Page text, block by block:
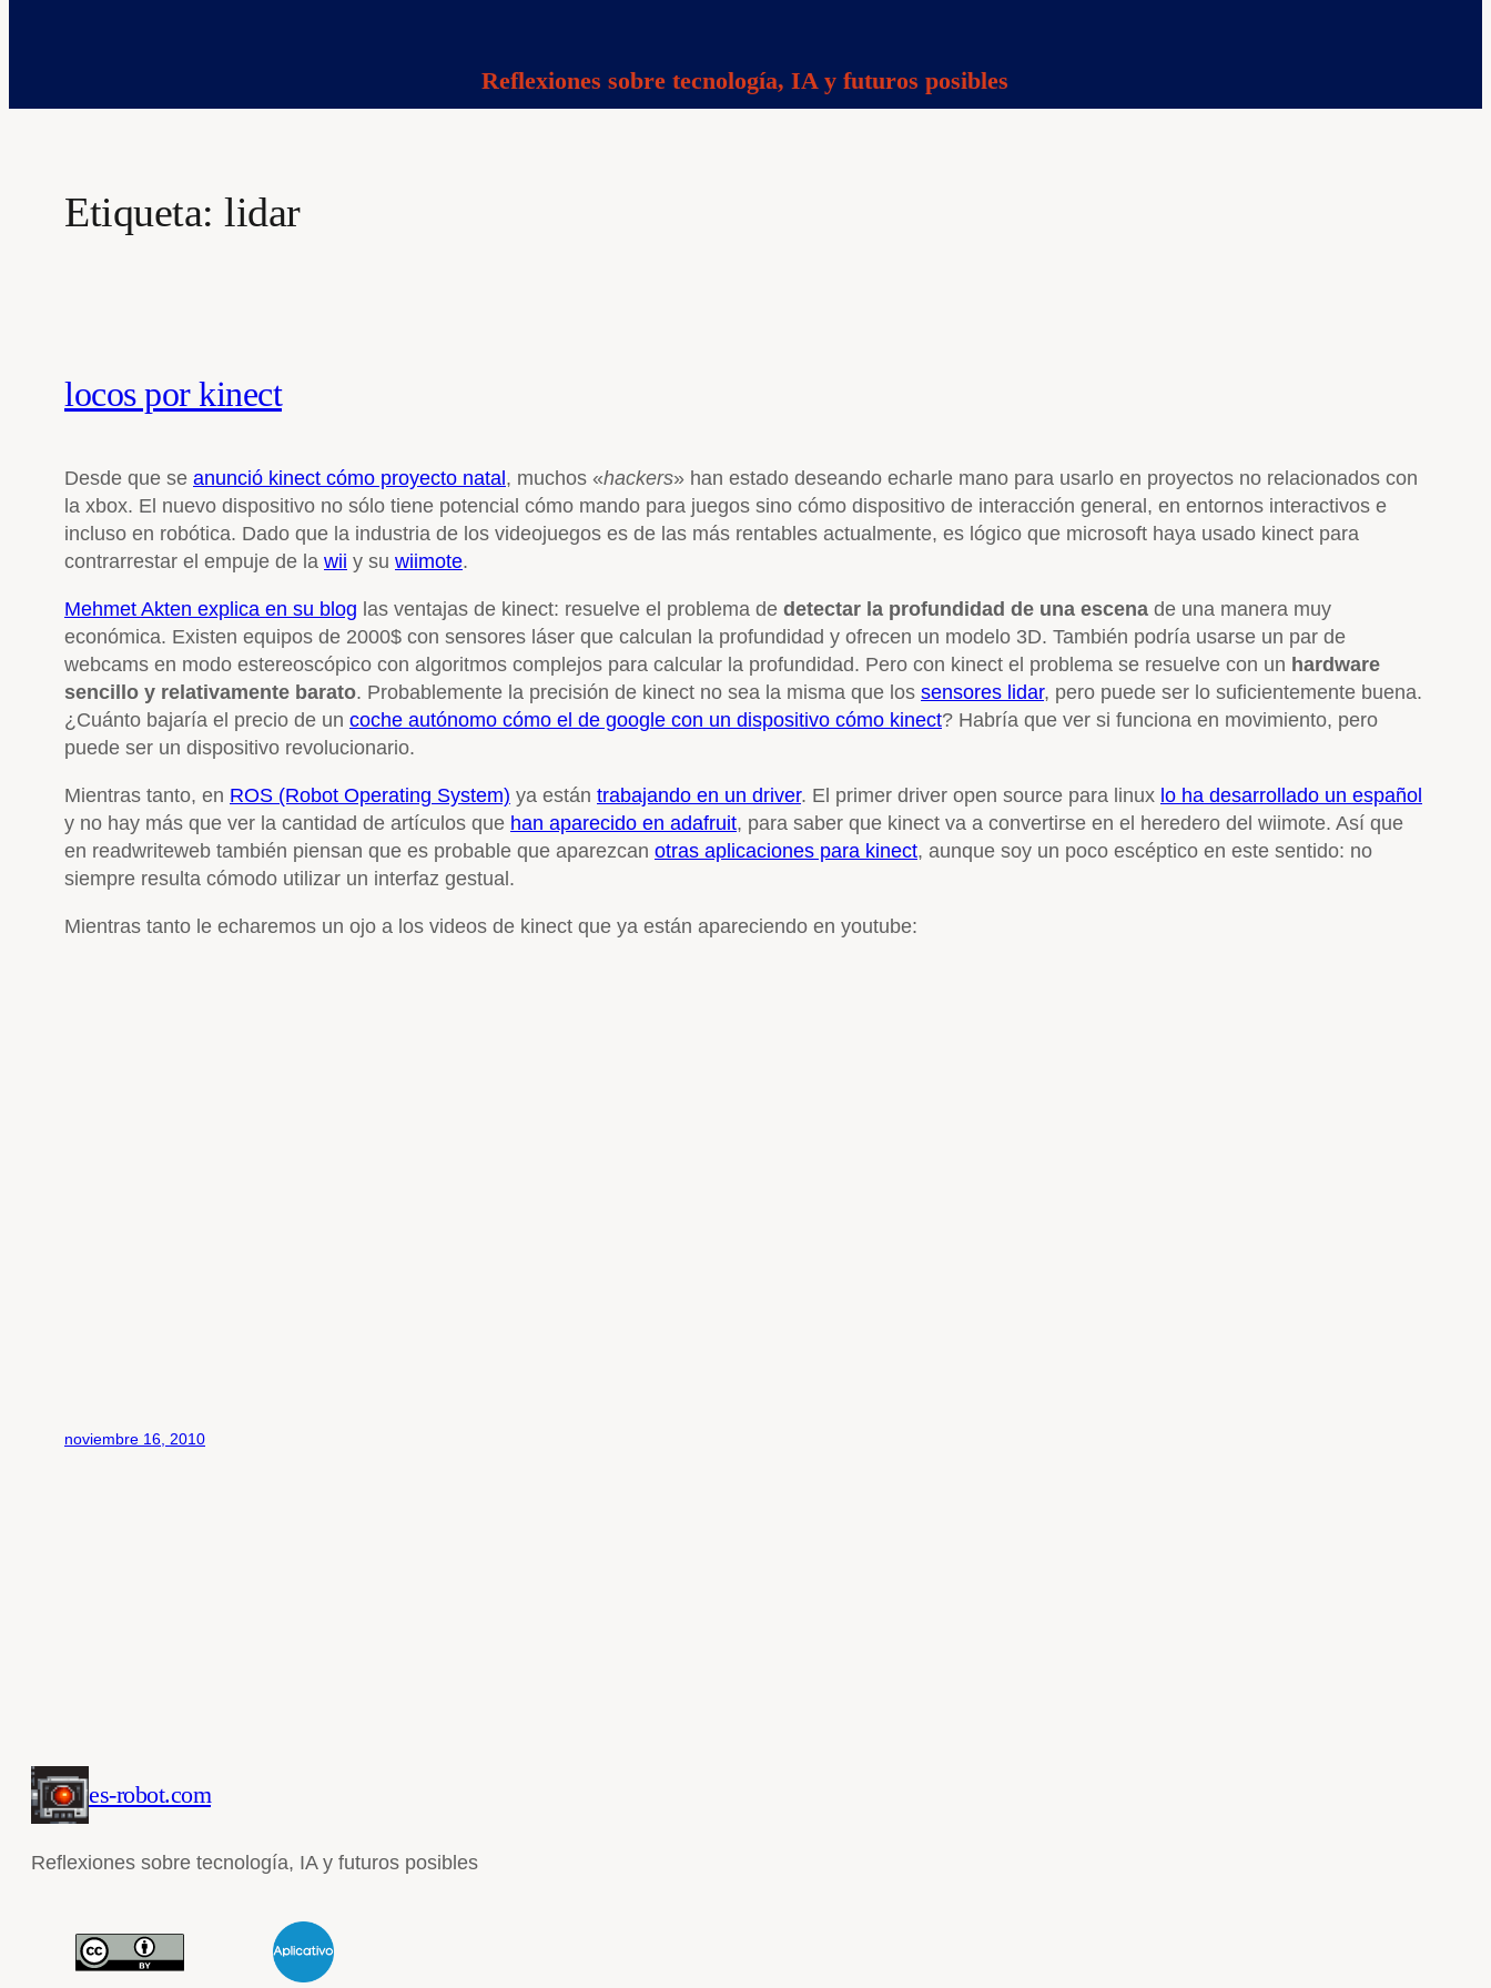
Reflexiones sobre tecnología, IA y futuros posibles
Etiqueta: lidar
locos por kinect
Desde que se anunció kinect cómo proyecto natal, muchos «hackers» han estado deseando echarle mano para usarlo en proyectos no relacionados con
la xbox. El nuevo dispositivo no sólo tiene potencial cómo mando para juegos sino cómo dispositivo de interacción general, en entornos interactivos e
incluso en robótica. Dado que la industria de los videojuegos es de las más rentables actualmente, es lógico que microsoft haya usado kinect para
contrarrestar el empuje de la wii y su wiimote.
Mehmet Akten explica en su blog las ventajas de kinect: resuelve el problema de detectar la profundidad de una escena de una manera muy
económica. Existen equipos de 2000$ con sensores láser que calculan la profundidad y ofrecen un modelo 3D. También podría usarse un par de
webcams en modo estereoscópico con algoritmos complejos para calcular la profundidad. Pero con kinect el problema se resuelve con un hardware
sencillo y relativamente barato. Probablemente la precisión de kinect no sea la misma que los sensores lidar, pero puede ser lo suficientemente buena.
¿Cuánto bajaría el precio de un coche autónomo cómo el de google con un dispositivo cómo kinect? Habría que ver si funciona en movimiento, pero
puede ser un dispositivo revolucionario.
Mientras tanto, en ROS (Robot Operating System) ya están trabajando en un driver. El primer driver open source para linux lo ha desarrollado un español
y no hay más que ver la cantidad de artículos que han aparecido en adafruit, para saber que kinect va a convertirse en el heredero del wiimote. Así que
en readwriteweb también piensan que es probable que aparezcan otras aplicaciones para kinect, aunque soy un poco escéptico en este sentido: no
siempre resulta cómodo utilizar un interfaz gestual.
Mientras tanto le echaremos un ojo a los videos de kinect que ya están apareciendo en youtube:
noviembre 16, 2010
es-robot.com
Reflexiones sobre tecnología, IA y futuros posibles